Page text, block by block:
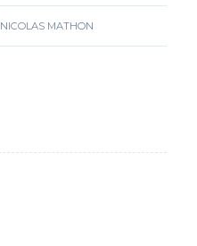
NICOLAS MATHON